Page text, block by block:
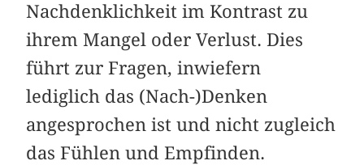
Nachdenklichkeit im Kontrast zu
ihrem Mangel oder Verlust. Dies
führt zur Fragen, inwiefern
lediglich das (Nach-)Denken
angesprochen ist und nicht zugleich
das Fühlen und Empfinden.